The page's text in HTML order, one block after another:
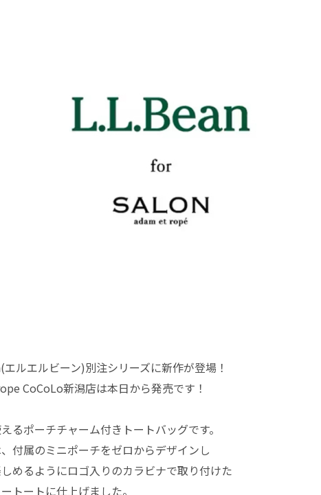
ルエルビーン)別注シリーズに新作が登場！
CoCoLo新潟店は本日から発売です！
るポーチチャーム付きトートバッグです。
付属のミニポーチをゼロからデザインし
めるようにロゴ入りのカラビナで取り付けた
トートに仕上げました。